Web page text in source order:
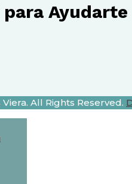
Ayudarte
All Rights Reserved.